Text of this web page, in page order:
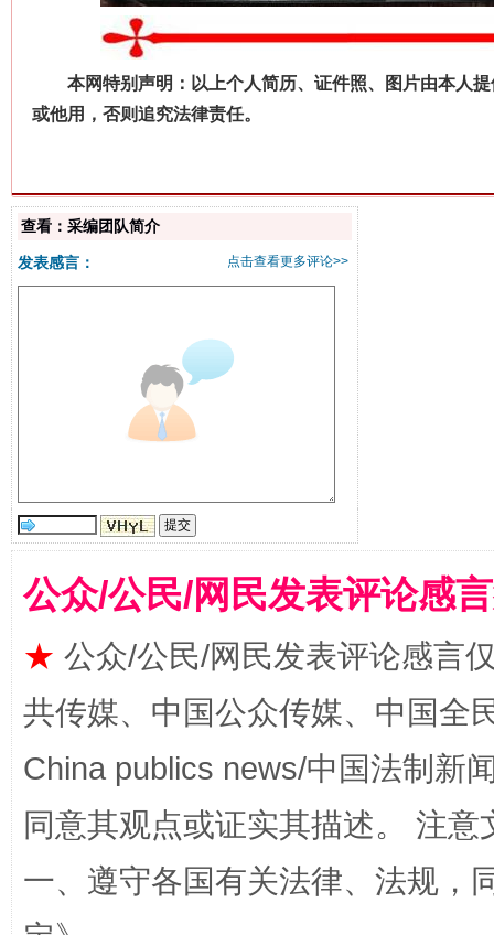
本网特别声明：以上个人简历、证件照、图片由本人提
或他用，否则追究法律责任。
查看：采编团队简介
点击查看更多评论>>
发表感言：
公众/公民/网民发表评论感
★ 公众/公民/网民发表评论感言
共传媒、中国公众传媒、中国全
China publics news/中国法制新
同意其观点或证实其描述。 注
一、遵守各国有关法律、法规，